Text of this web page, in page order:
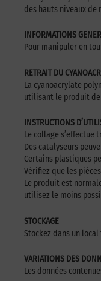
des hauts niveaux de
INFORMATIONS
Pour manipuler en
RETRAIT DU
La cyanoacrylate
utilisant le produit de
INSTRUCTIONS
Le collage
Des catalyseurs
Certains plastiques
Vérifiez que les
Le produit est
utilisez le moins
STOCKAGE
Stockez dans un
VARIATIONS DES
Les données